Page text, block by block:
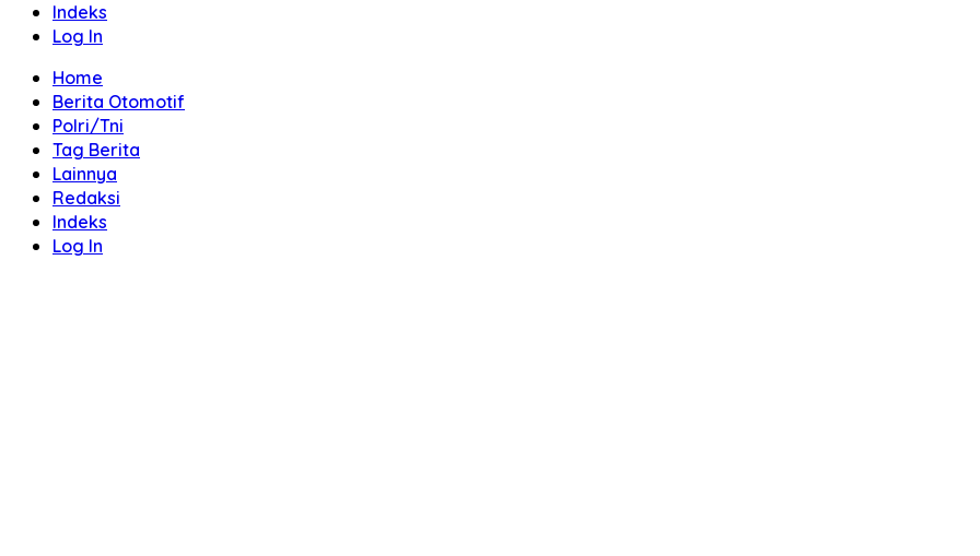
Indeks
Log In
Home
Berita Otomotif
Polri/Tni
Tag Berita
Lainnya
Redaksi
Indeks
Log In